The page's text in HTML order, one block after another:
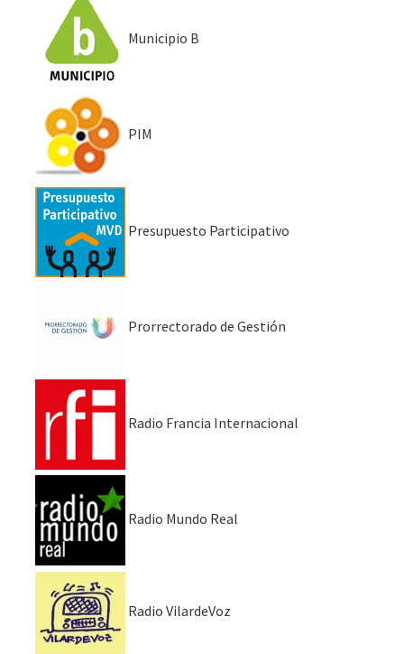
Municipio B
PIM
Presupuesto Participativo
Prorrectorado de Gestión
Radio Francia Internacional
Radio Mundo Real
Radio VilardeVoz